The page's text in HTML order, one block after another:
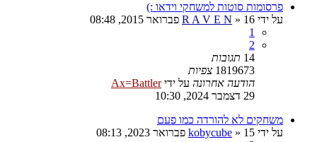
פרסומות סוטות למשחקי וידאו :)
על ידי
R A V E N » 16 פברואר 2015, 08:48
1
2
14 תגובות
1819673 צפיות
הודעה אחרונה על ידיAx=Battler
29 דצמבר 2024, 10:30
משחקים לא להורדה כמו פעם
על ידי
kobycube » 15 פברואר 2023, 08:13